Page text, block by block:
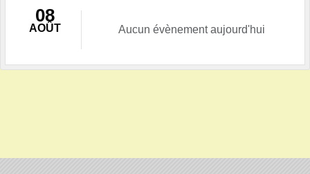
08
AOÛT Aucun évènement aujourd'hui